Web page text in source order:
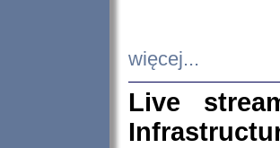
więcej...
Live